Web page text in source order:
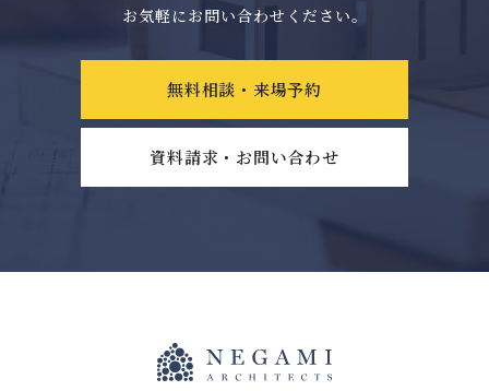
お気軽にお問い合わせください。
無料相談・来場予約
資料請求・お問い合わせ